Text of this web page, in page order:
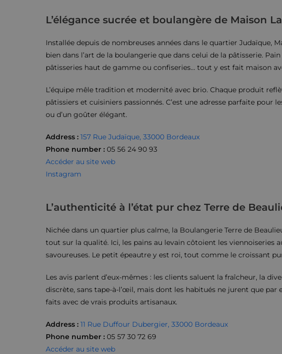
L’élégance sucrée et boulangère de Maison
Installée depuis de nombreuses années dans le quartier Judaïque,
bien dans l’art de la boulangerie que dans celui de la pâtisserie.
pâtisseries haut de gamme ou confiseries… tout y est fait maison
L’équipe mêle tradition et modernité avec brio. Chaque produit
pâtissiers et cuisiniers passionnés. C’est une adresse parfaite
ou d’un goûter élégant.
Address : 157 Rue Judaïque, 33000 Bordeaux
Phone number : 05 56 24 90 93
Accéder au site web
Instagram
L’authenticité à l’état pur chez Terre de
Nichée dans un quartier plus calme, la Boulangerie Terre de
tout sur la qualité. Ici, les pains au levain côtoient les viennoiseries
savoureuses. Le petit épeautre y est roi, tout comme le croissant
Les avis parlent d’eux-mêmes : les clients saluent la fraîcheur, la
discrète, sans tape-à-l’œil, mais dont les habitués ne jurent que
faits avec de vrais produits artisanaux.
Address : 11 Rue Duffour Dubergier, 33000 Bordeaux
Phone number : 05 57 30 72 69
Accéder au site web